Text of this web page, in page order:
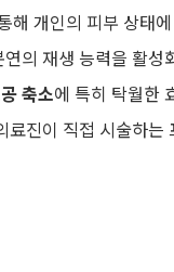
해 개인의 피부 상태
의 재생 능력을 활
축소에 특히 탁월한
료진이 직접 시술하는